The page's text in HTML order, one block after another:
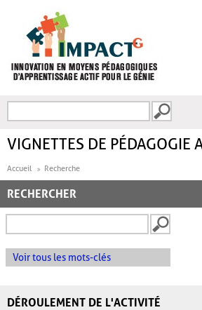
FORMULAIRE DE
VIGNETTES DE PÉDAGOGIE
Accueil Recherche
RECHERCHER
Voir tous les mots-clés
DÉROULEMENT DE L'ACTIVITÉ